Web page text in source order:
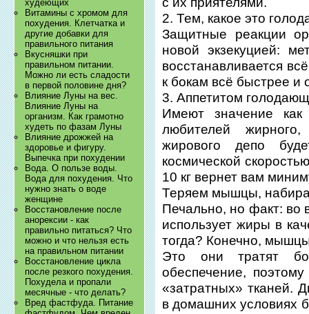
худеющих
Витамины с хромом для
похудения. Клетчатка и
другие добавки для
правильного питания
Вкусняшки при
правильном питании.
Можно ли есть сладости
в первой половине дня?
Влияние Луны на вес.
Влияние Луны на
организм. Как грамотно
худеть по фазам Луны
Влияние дрожжей на
здоровье и фигуру.
Выпечка при похудении
Вода. О пользе воды.
Вода для похудения. Что
нужно знать о воде
женщине
Восстановление после
анорексии - как
правильно питаться? Что
можно и что нельзя есть
на правильном питании
Восстановление цикла
после резкого похудения.
Похудела и пропали
месячные - что делать?
Вред фастфуда. Питание
2. Тем, какое это
Защитные реакции
новой экзекуцией:
восстанавливается
к бокам всё быстрее и
3. Аппетитом
Имеют значение
любителей
жирового депо
космической
10 кг вернет вам
Теряем мышцы,
Печально, но факт: во
использует жиры в
тогда? Конечно,
Это они тратят
обеспечение,
«затратных» тканей.
в домашних условиях